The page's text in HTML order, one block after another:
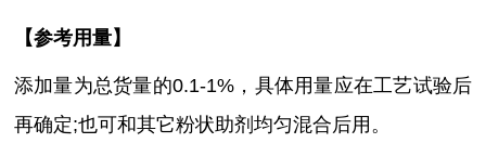
【参考用量】
添加量为总货量的0.1-1%，具体用量应在工艺试验后
再确定;也可和其它粉状助剂均匀混合后用。